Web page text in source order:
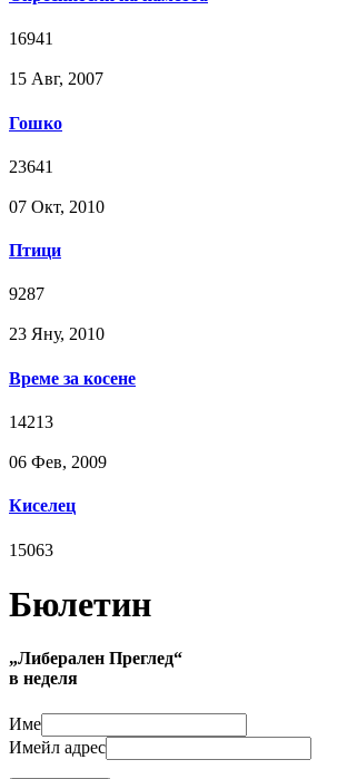
16941
15 Авг, 2007
Гошко
23641
07 Окт, 2010
Птици
9287
23 Яну, 2010
Време за косенe
14213
06 Фев, 2009
Киселец
15063
Бюлетин
„Либерален Преглед“
в неделя
Име
Имейл адрес